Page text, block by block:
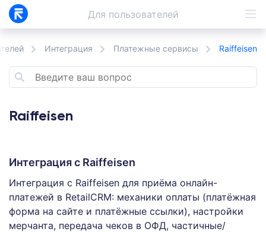
Для пользователей
Интеграция Платежные сервисы Raiffeisen
Raiffeisen
Интеграция с Raiffeisen
Интеграция с Raiffeisen для приёма онлайн-
платежей в RetailCRM: механики оплаты (платёжная
форма на сайте и платёжные ссылки), настройки
мерчанта, передача чеков в ОФД, частичные/